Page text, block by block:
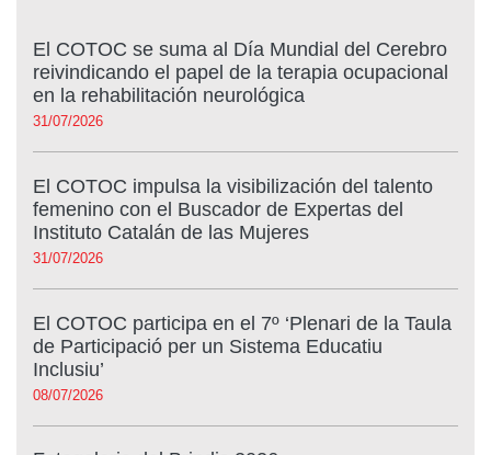
El COTOC se suma al Día Mundial del Cerebro
reivindicando el papel de la terapia ocupacional
en la rehabilitación neurológica
31/07/2026
El COTOC impulsa la visibilización del talento
femenino con el Buscador de Expertas del
Instituto Catalán de las Mujeres
31/07/2026
El COTOC participa en el 7º ‘Plenari de la Taula
de Participació per un Sistema Educatiu
Inclusiu’
08/07/2026